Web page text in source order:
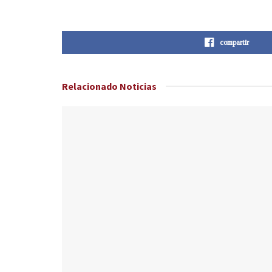
compartir
Relacionado Noticias